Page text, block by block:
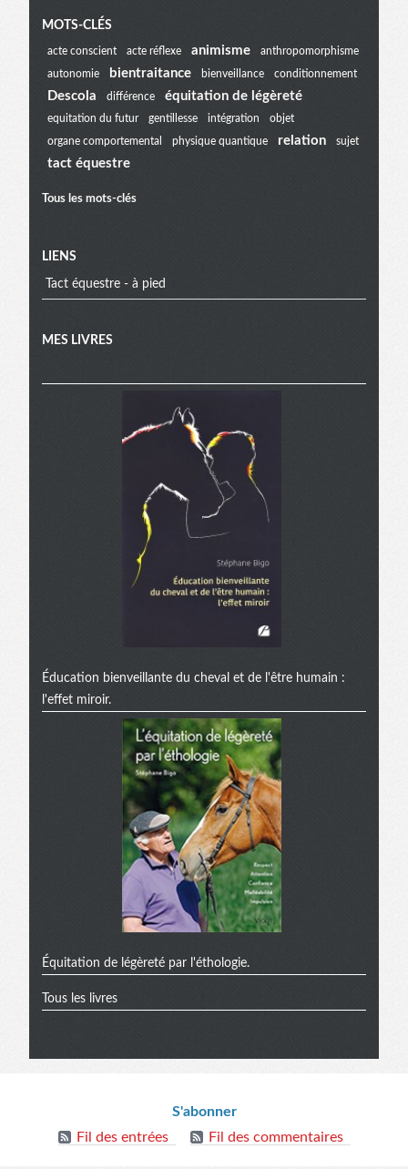
Menu
extra
MOTS-CLÉS
acte conscient acte réflexe animisme anthropomorphisme
autonomie bientraitance bienveillance conditionnement
Descola différence équitation de légèreté
equitation du futur gentillesse intégration objet
organe comportemental physique quantique relation sujet
tact équestre
Tous les mots-clés
LIENS
Tact équestre - à pied
MES LIVRES
Éducation bienveillante du cheval et de l'être humain :
l'effet miroir.
Équitation de légèreté par l'éthologie.
Tous les livres
Informations
S'abonner
Fil des entrées
Fil des commentaires